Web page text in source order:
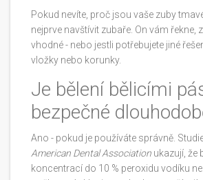
Pokud nevíte, proč jsou vaše zuby
nejprve navštívit zubaře. On vám řekne,
vhodné - nebo jestli potřebujete jiné
vložky nebo korunky.
Je bělení bělicími
bezpečné
Ano - pokud je používáte správně.
American Dental Association ukazují, že
koncentrací do 10 % peroxidu vodíku